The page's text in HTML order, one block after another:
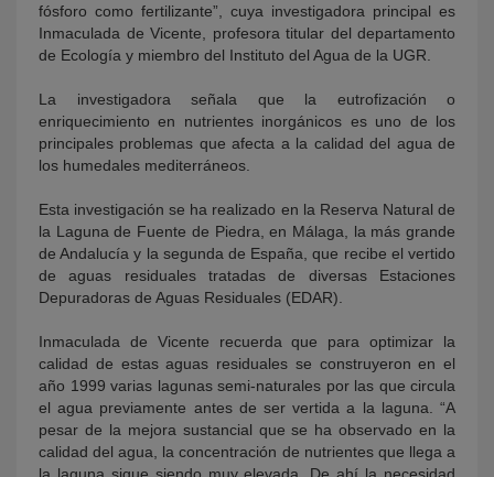
fósforo como fertilizante”, cuya investigadora principal es
Inmaculada de Vicente, profesora titular del departamento
de Ecología y miembro del Instituto del Agua de la UGR.
La investigadora señala que la eutrofización o
enriquecimiento en nutrientes inorgánicos es uno de los
principales problemas que afecta a la calidad del agua de
los humedales mediterráneos.
Esta investigación se ha realizado en la Reserva Natural de
la Laguna de Fuente de Piedra, en Málaga, la más grande
de Andalucía y la segunda de España, que recibe el vertido
de aguas residuales tratadas de diversas Estaciones
Depuradoras de Aguas Residuales (EDAR).
Inmaculada de Vicente recuerda que para optimizar la
calidad de estas aguas residuales se construyeron en el
año 1999 varias lagunas semi-naturales por las que circula
el agua previamente antes de ser vertida a la laguna. “A
pesar de la mejora sustancial que se ha observado en la
calidad del agua, la concentración de nutrientes que llega a